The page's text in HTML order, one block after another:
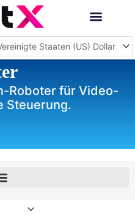
Roboter für Video-
Steuerung.